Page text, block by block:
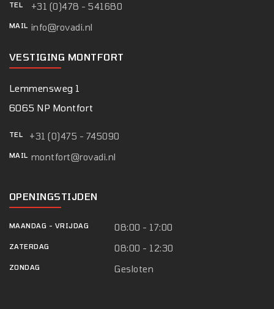
TEL +31 (0)478 - 541680
MAIL info@rovadi.nl
VESTIGING MONTFORT
Lemmensweg 1
6065 NP Montfort
TEL +31 (0)475 - 745090
MAIL montfort@rovadi.nl
OPENINGSTIJDEN
MAANDAG - VRIJDAG 08:00 - 17:00
ZATERDAG 08:00 - 12:30
ZONDAG Gesloten